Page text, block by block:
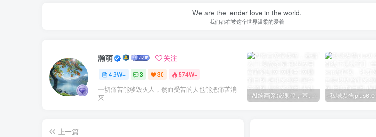
We are the tender love in the world.
我们都在被这个世界温柔的爱着
瀚萌 关注
4.9W+ 3 30 574W+
一切痛苦能够毁灭人，然而受苦的人也能把痛苦消
灭
AI绘画系统课程，基础入门-实战案例-商业应用
上一篇